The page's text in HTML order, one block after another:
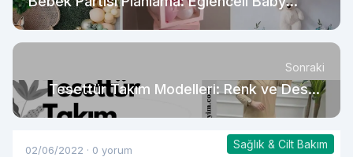
Shower Nasıl Düzenlenir?
Sonraki
Tesettür Takım Modelleri: Renk ve Desen
Trendleri
Sağlık & Cilt Bakım
02/06/2022 · 0 yorum